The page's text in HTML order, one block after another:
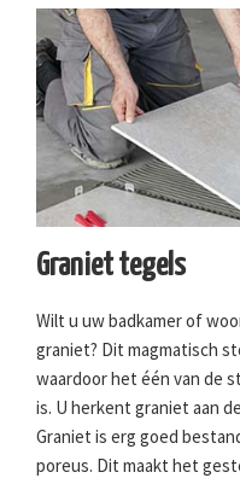
Graniet tegels
Wilt u uw badkamer of
graniet? Dit magmatisch
waardoor het één van de
is. U herkent graniet aan
Graniet is erg goed
poreus. Dit maakt het